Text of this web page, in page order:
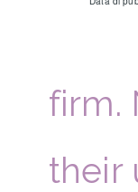
firm.
their